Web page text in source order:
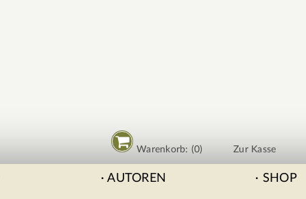
Warenkorb: (0) Zur Kasse
AUTOREN SHOP